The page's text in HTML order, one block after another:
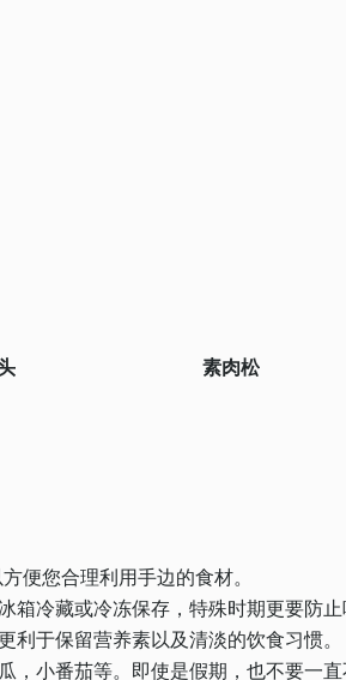
素肉松
便您合理利用手边的食材。
冷藏或冷冻保存，特殊时期更要防止
于保留营养素以及清淡的饮食习惯。
小番茄等。即使是假期，也不要一直